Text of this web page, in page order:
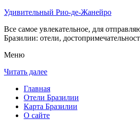
Удивительный Рио-де-Жанейро
Все самое увлекательное, для
Бразилии: отели,
Меню
Читать далее
Главная
Отели Бразилии
Карта Бразилии
О сайте